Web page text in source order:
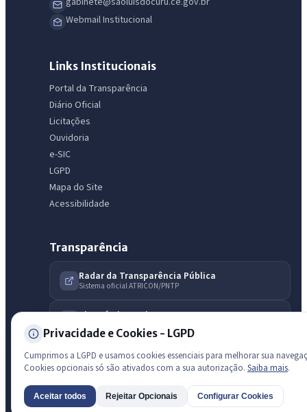
Webmail Institucional
Links Institucionais
Portal da Transparência
Diário Oficial
Licitações
Ouvidoria
e-SIC
LGPD
Mapa do Site
Acessibilidade
Transparência
Radar da Transparência Pública
Sistema oficial ATRICON/PNTP
Diagnóstico Atricon
Privacidade e Cookies - LGPD
Cumprimos a LGPD e usamos cookies essenciais para melhorar sua
Cookies opcionais só são ativados com a sua autorização. Saiba mais.
Aceitar todos Rejeitar Opcionais Configurar Cookies
Olá. Pergunte sobre serviços, notícias, legislação, Diário Oficial,
licitações, estrutura ou transparência do município.
Licitações abertas